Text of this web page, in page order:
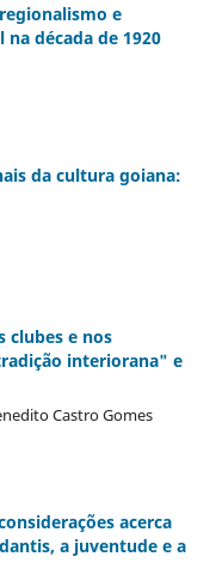
e
década de 1920
da cultura goiana:
clubes e nos
interiorana" e
Castro Gomes
acerca
a juventude e a